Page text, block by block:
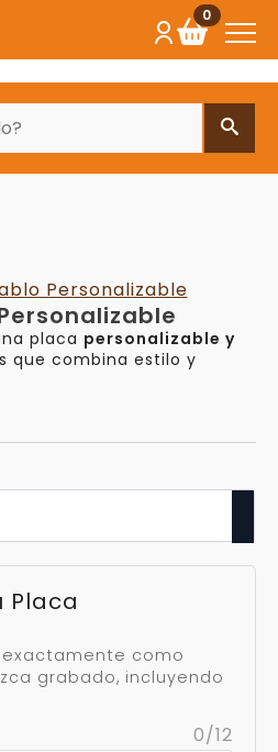
0
placa personalizable y
que combina estilo y
Placa
como
grabado, incluyendo
0/12